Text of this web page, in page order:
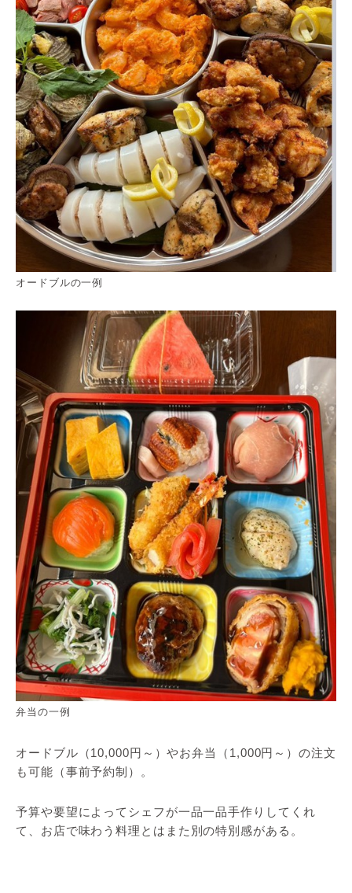
オードブルの一例
弁当の一例
オードブル（10,000円～）やお弁当（1,000円～）の注文
も可能（事前予約制）。
予算や要望によってシェフが一品一品手作りしてくれ
て、お店で味わう料理とはまた別の特別感がある。